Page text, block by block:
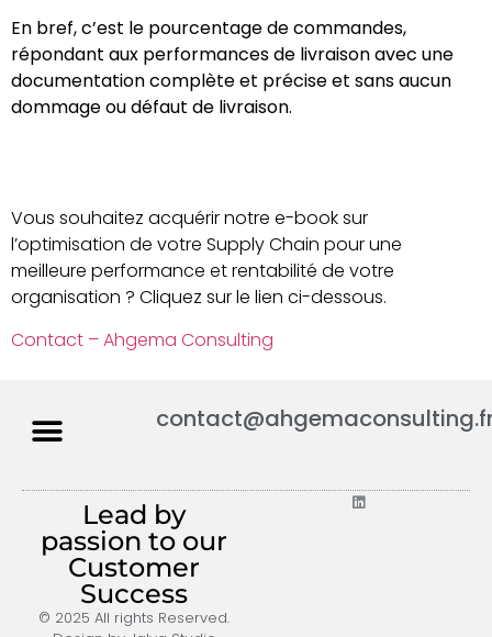
En bref, c’est le pourcentage de commandes,
répondant aux performances de livraison avec une
documentation complète et précise et sans aucun
dommage ou défaut de livraison.
Vous souhaitez acquérir notre e-book sur
l’optimisation de votre Supply Chain pour une
meilleure performance et rentabilité de votre
organisation ? Cliquez sur le lien ci-dessous.
Contact – Ahgema Consulting
Lead by
passion to our
Customer
Success
© 2025 All rights Reserved.